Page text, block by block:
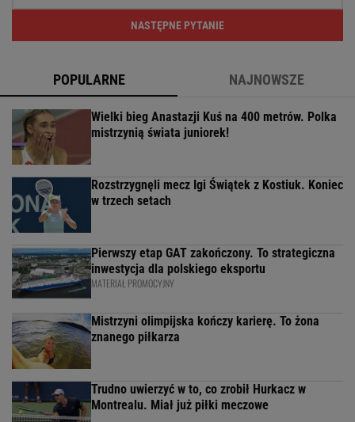
NASTĘPNE PYTANIE
POPULARNE NAJNOWSZE
Wielki bieg Anastazji Kuś na 400 metrów. Polka
mistrzynią świata juniorek!
Rozstrzygnęli mecz Igi Świątek z Kostiuk. Koniec
w trzech setach
Pierwszy etap GAT zakończony. To strategiczna
inwestycja dla polskiego eksportu
MATERIAŁ PROMOCYJNY
Mistrzyni olimpijska kończy karierę. To żona
znanego piłkarza
Trudno uwierzyć w to, co zrobił Hurkacz w
Montrealu. Miał już piłki meczowe